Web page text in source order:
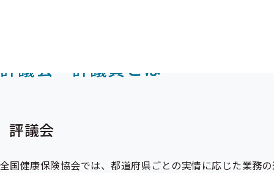
評議会・評議員とは
評議会
全国健康保険協会では、都道府県ごとの実情に応じた業務